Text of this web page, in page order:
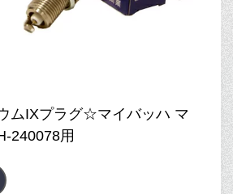
ムIXプラグ☆マイバッハ マ
240078用